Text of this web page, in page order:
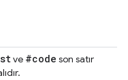
ve #code son satır